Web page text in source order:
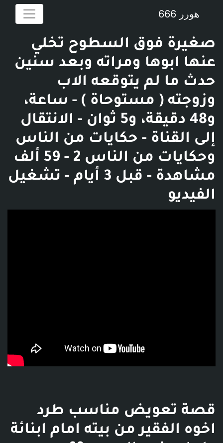
هورر 666
صغيرة فوق السطوح تخلي
عنها ابوها ومراته وبعد سنين
حدث ما لم يتوقعه الاب
وزوجته ( مستوحاة ) - ساعة،
و48 دقيقة، و5 ثوان - الانتقال
إلى القناة - ‫حكايات من الناس
وحكايات من الناس 2 - 59 ألف
مشاهدة - قبل 3 أيام - تشغيل
الفيديو
قصة تعويض مناسب طرد
اخوه الفقير من بيته امام ابنائة